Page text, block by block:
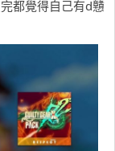
都覺得自己有d戇